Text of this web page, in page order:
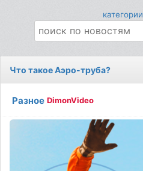
категории
Что такое Аэро-труба?
Разное DimonVideo